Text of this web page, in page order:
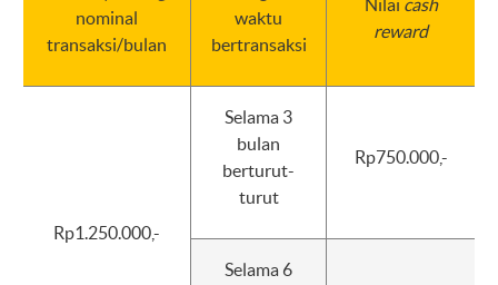
nominal
transaksi/bulan
waktu
bertransaksi
Nilai cash
reward
Rp1.250.000,-
Selama 3
bulan
berturut-
turut
Rp750.000,-
Selama 6